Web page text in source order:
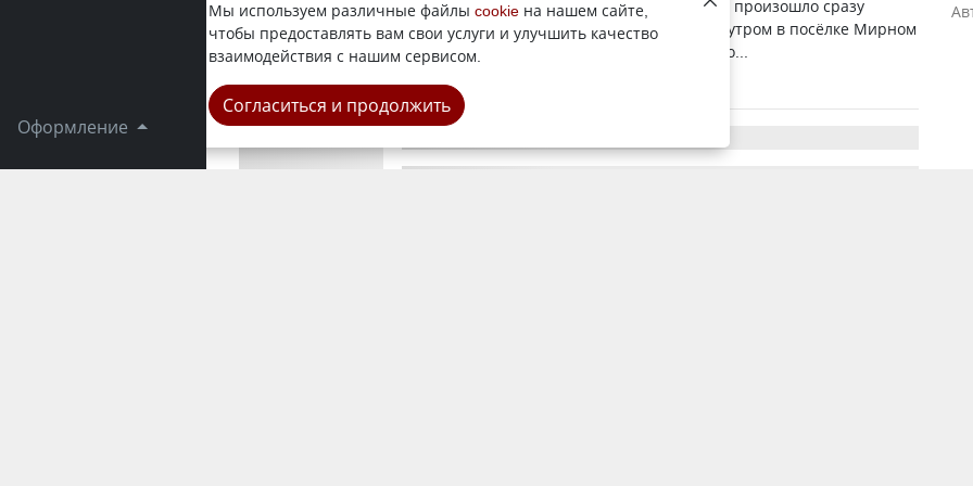
Оформление
В минувшие выходные в областном центре произошло сразу
несколько ЧП, передает YK-news.kz. Вчера утром в посёлке Мирном
произошло аварийное отключение холодно...
Город
Мы используем различные файлы cookie на нашем сайте,
чтобы предоставлять вам свои услуги и улучшить качество
взаимодействия с нашим сервисом.
Согласиться и продолжить